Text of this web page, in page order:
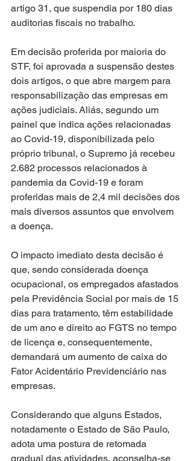
artigo 31, que suspendia por 180 dias
auditorias fiscais no trabalho.
Em decisão proferida por maioria do
STF, foi aprovada a suspensão destes
dois artigos, o que abre margem para
responsabilização das empresas em
ações judiciais. Aliás, segundo um
painel que indica ações relacionadas
ao Covid-19, disponibilizada pelo
próprio tribunal, o Supremo já recebeu
2.682 processos relacionados à
pandemia da Covid-19 e foram
proferidas mais de 2,4 mil decisões dos
mais diversos assuntos que envolvem
a doença.
O impacto imediato desta decisão é
que, sendo considerada doença
ocupacional, os empregados afastados
pela Previdência Social por mais de 15
dias para tratamento, têm estabilidade
de um ano e direito ao FGTS no tempo
de licença e, consequentemente,
demandará um aumento de caixa do
Fator Acidentário Previdenciário nas
empresas.
Considerando que alguns Estados,
notadamente o Estado de São Paulo,
adota uma postura de retomada
gradual das atividades, aconselha-se